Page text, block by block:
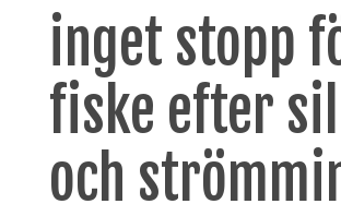
inget stopp
fiske efter sill
och